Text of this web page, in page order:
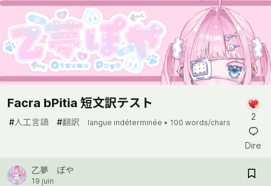
Facra bPitia 短文訳テスト
#人工言語 #翻訳 langue indéterminée • 100 words/chars
2
Dire
乙夢 ぽや
19 juin